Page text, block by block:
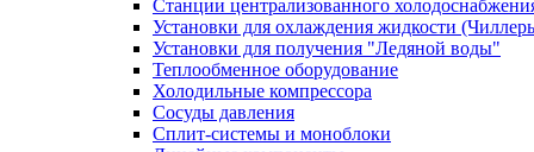
Станции централизованного
Установки для охлаждения жидкости
Установки для получения "Ледяной воды"
Теплообменное оборудование
Холодильные компрессора
Сосуды давления
Cплит-системы и моноблоки